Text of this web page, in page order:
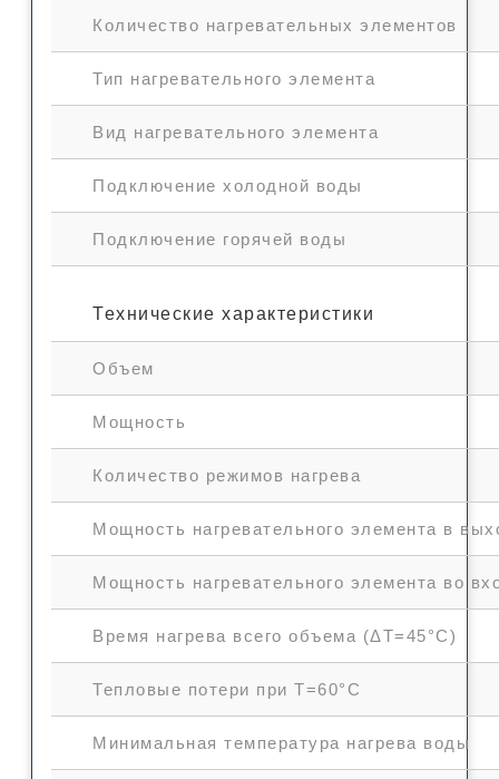
Количество нагревательных элементов
Тип нагревательного элемента
Вид нагревательного элемента
Подключение холодной воды
Подключение горячей воды
Технические характеристики
Объем
Мощность
Количество режимов нагрева
Мощность нагревательного элемента в
Мощность нагревательного элемента во
Время нагрева всего объема (ΔT=45°С)
Тепловые потери при T=60°С
Минимальная температура нагрева воды